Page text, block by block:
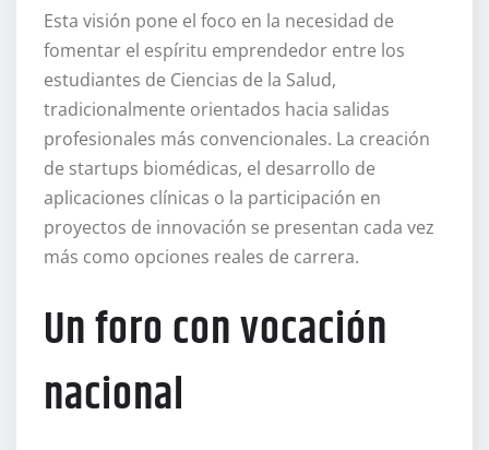
Esta visión pone el foco en la necesidad de
fomentar el espíritu emprendedor entre los
estudiantes de Ciencias de la Salud,
tradicionalmente orientados hacia salidas
profesionales más convencionales. La creación
de startups biomédicas, el desarrollo de
aplicaciones clínicas o la participación en
proyectos de innovación se presentan cada vez
más como opciones reales de carrera.
Un foro con vocación
nacional